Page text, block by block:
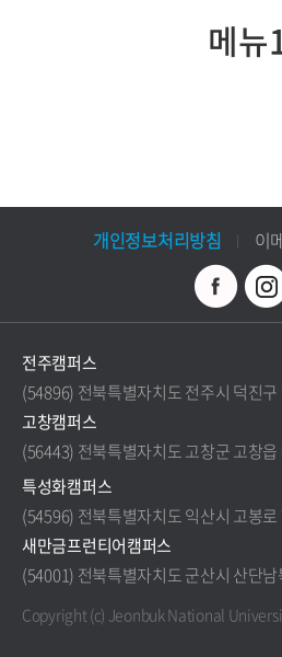
메뉴
개인정보처리방침 이
전주캠퍼스
(54896) 전북특별자치도 전주시 덕진
고창캠퍼스
(56443) 전북특별자치도 고창군 고창
특성화캠퍼스
(54596) 전북특별자치도 익산시 고봉
새만금프런티어캠퍼스
(54001) 전북특별자치도 군산시 산단
Copyright (c) Jeonbuk National